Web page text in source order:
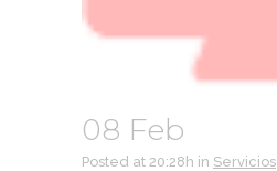
08 Feb
Posted at 20:28h in Servicios